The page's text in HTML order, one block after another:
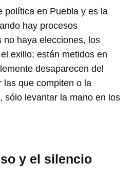
política en Puebla y es la
hay procesos
no haya elecciones, los
exilio; están metidos en
desaparecen del
las que compiten o la
sólo levantar la mano en los
y el silencio